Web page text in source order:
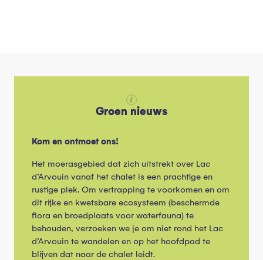
Groen nieuws
Kom en ontmoet ons!
Het moerasgebied dat zich uitstrekt over Lac
d’Arvouin vanaf het chalet is een prachtige en
rustige plek. Om vertrapping te voorkomen en om
dit rijke en kwetsbare ecosysteem (beschermde
flora en broedplaats voor waterfauna) te
behouden, verzoeken we je om niet rond het Lac
d’Arvouin te wandelen en op het hoofdpad te
blijven dat naar de chalet leidt.